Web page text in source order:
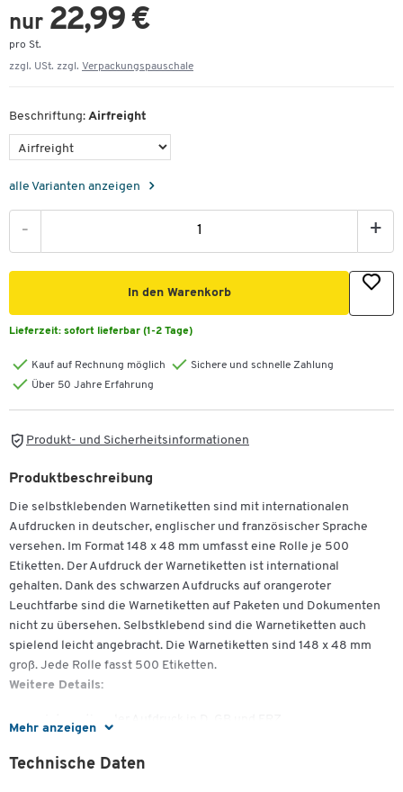
nur 22,99 €
pro St.
zzgl. USt. zzgl. Verpackungspauschale
Beschriftung: Airfreight
alle Varianten anzeigen
- +
In den Warenkorb
Lieferzeit: sofort lieferbar (1-2 Tage)
Kauf auf Rechnung möglich
Sichere und schnelle Zahlung
Über 50 Jahre Erfahrung
Produkt- und Sicherheitsinformationen
Mehr anzeigen
Produktbeschreibung
Die selbstklebenden Warnetiketten sind mit internationalen
Aufdrucken in deutscher, englischer und französischer Sprache
versehen. Im Format 148 x 48 mm umfasst eine Rolle je 500
Etiketten. Der Aufdruck der Warnetiketten ist international
gehalten. Dank des schwarzen Aufdrucks auf orangeroter
Leuchtfarbe sind die Warnetiketten auf Paketen und Dokumenten
nicht zu übersehen. Selbstklebend sind die Warnetiketten auch
spielend leicht angebracht. Die Warnetiketten sind 148 x 48 mm
groß. Jede Rolle fasst 500 Etiketten.
Weitere Details:
Internationaler Aufdruck in D, GB und FRZ
1 Rolle = 500 Etiketten
Technische Daten